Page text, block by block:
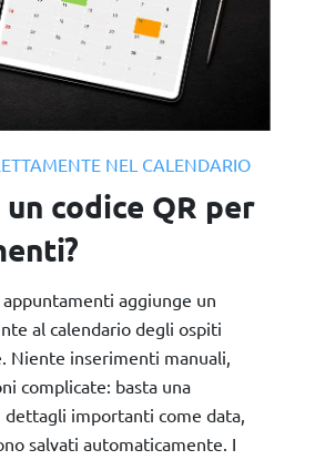
NEL CALENDARIO
un codice QR per
appuntamenti aggiunge un
al calendario degli ospiti
Niente inserimenti manuali,
complicate: basta una
dettagli importanti come data,
salvati automaticamente. I